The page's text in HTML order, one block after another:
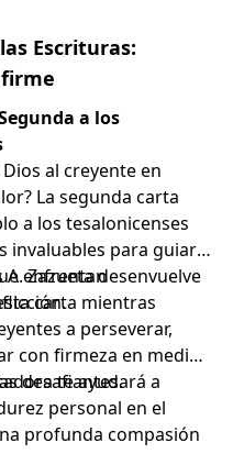
Escrituras:
a los
al creyente en
La segunda carta
a los tesalonicenses
invaluables para guiar a
enfrentan
A. Zazueta desenvuelve
carta mientras
a perseverar,
con firmeza en medio
desafiantes.
te ayudará a
personal en el
profunda compasión